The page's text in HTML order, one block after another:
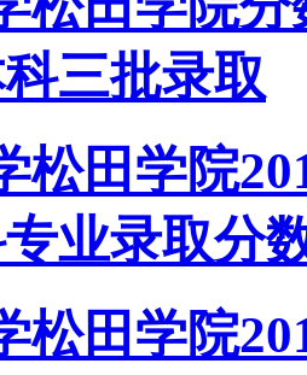
三批录取
松田学院
业录取分
松田学院